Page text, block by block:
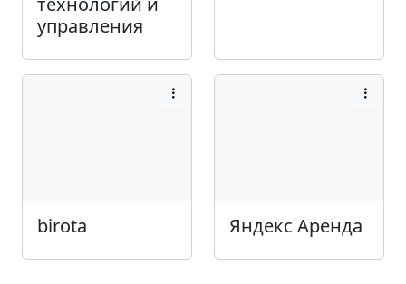
управления
birota Яндекс Аренда